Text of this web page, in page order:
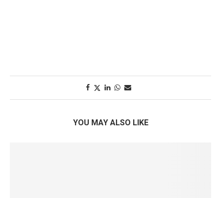
YOU MAY ALSO LIKE